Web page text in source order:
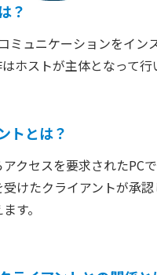
？
ミュニケーションをイン
ホストが主体となって行
トとは？
クセスを要求されたPC
けたクライアントが承
す。